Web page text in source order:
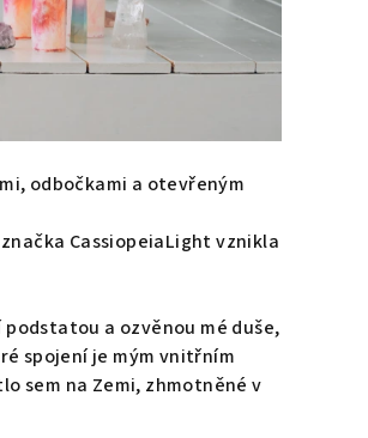
odbočkami a otevřeným
CassiopeiaLight vznikla
a ozvěnou mé duše,
spojení je mým vnitřním
sem na Zemi, zhmotněné v